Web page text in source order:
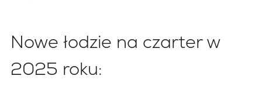
Nowe łodzie na czarter w
2025 roku: